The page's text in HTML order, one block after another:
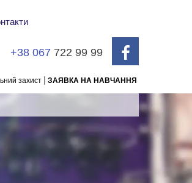
+38 067 722 99 99
захист | ЗАЯВКА НА НАВЧАННЯ